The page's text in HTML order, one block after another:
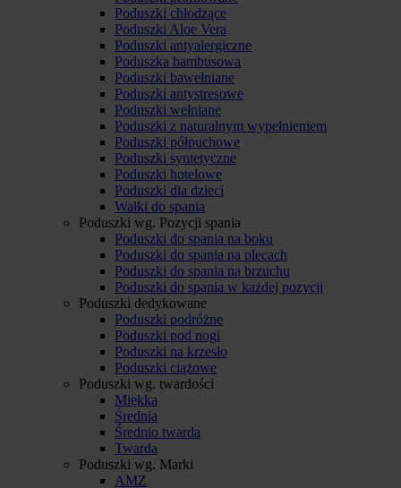
Poduszki chłodzące
Poduszki Aloe Vera
Poduszki antyalergiczne
Poduszka bambusowa
Poduszki bawełniane
Poduszki antystresowe
Poduszki wełniane
Poduszki z naturalnym wypełnieniem
Poduszki półpuchowe
Poduszki syntetyczne
Poduszki hotelowe
Poduszki dla dzieci
Wałki do spania
Poduszki wg. Pozycji spania
Poduszki do spania na boku
Poduszki do spania na plecach
Poduszki do spania na brzuchu
Poduszki do spania w każdej pozycji
Poduszki dedykowane
Poduszki podróżne
Poduszki pod nogi
Poduszki na krzesło
Poduszki ciążowe
Poduszki wg. twardości
Miękka
Średnia
Średnio twarda
Twarda
Poduszki wg. Marki
AMZ